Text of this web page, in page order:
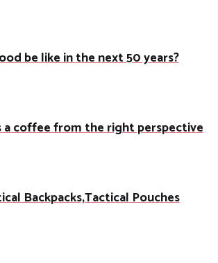
be like in the next 50 years?
a coffee from the right perspective
Backpacks,Tactical Pouches